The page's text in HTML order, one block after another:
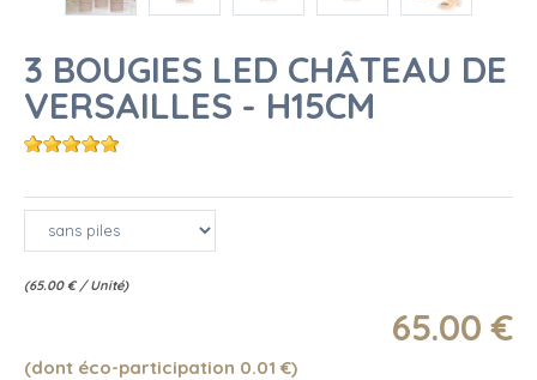
3 BOUGIES LED CHÂTEAU DE
VERSAILLES - H15CM
(65.00 € / Unité)
65.00 €
(dont éco-participation 0.01 €)